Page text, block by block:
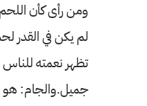
ومن رأى كأن
لم يكن في القدر
تظهر نعمته
جميل.والجام: هو